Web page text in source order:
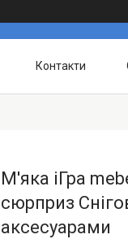
Контакти
М'яка іГра
сюрприз
аксесуарами